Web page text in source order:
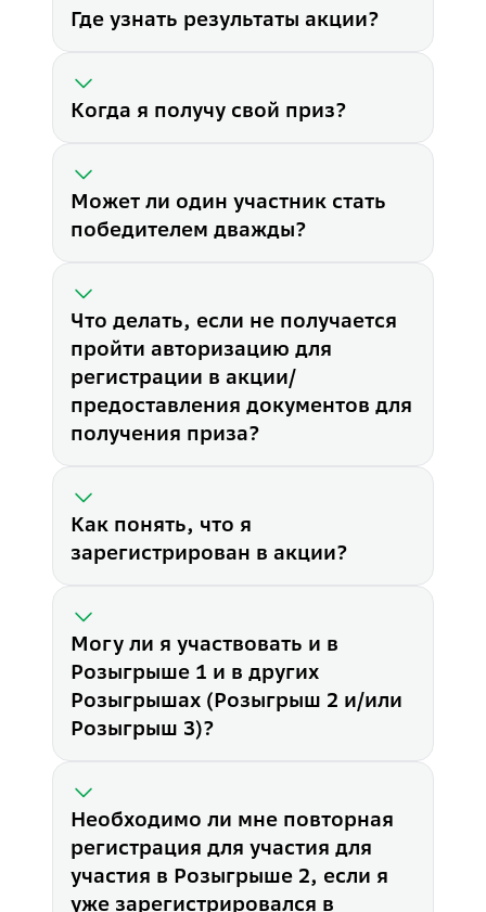
Что нужно для участия в
1. Пополните программу
в
Могу ли я участвовать,
Как пополнить ПДС?
Пополните программу
Если у меня уже есть ПДС,
Если у вас есть ПДС,
Где узнать результаты
Результаты акции вы
Когда я получу свой приз?
Фонд заинтересован в том,
Да, один участник может
Что делать, если не
Как понять, что я
Вы получите письмо
Могу ли я участвовать и в
Да, для участия в
Необходимо ли мне
Где узнать результаты акции?
Когда я получу свой приз?
Может ли один участник стать
победителем дважды?
Что делать, если не получается
пройти авторизацию для
регистрации в акции/
предоставления документов для
получения приза?
Как понять, что я
зарегистрирован в акции?
Могу ли я участвовать и в
Розыгрыше 1 и в других
Розыгрышах (Розыгрыш 2 и/или
Розыгрыш 3)?
Необходимо ли мне повторная
регистрация для участия для
участия в Розыгрыше 2, если я
уже зарегистрировался в